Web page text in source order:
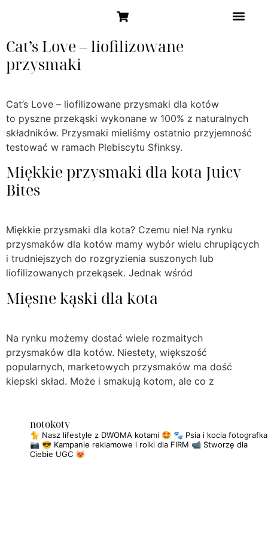
Cat’s Love – liofilizowane
przysmaki
Cat’s Love – liofilizowane przysmaki dla kotów
to pyszne przekąski wykonane w 100% z naturalnych
składników. Przysmaki mieliśmy ostatnio przyjemność
testować w ramach Plebiscytu Sfinksy.
Miękkie przysmaki dla kota Juicy
Bites
Miękkie przysmaki dla kota? Czemu nie! Na rynku
przysmaków dla kotów mamy wybór wielu chrupiących
i trudniejszych do rozgryzienia suszonych lub
liofilizowanych przekąsek. Jednak wśród
Mięsne kąski dla kota
Na rynku możemy dostać wiele rozmaitych
przysmaków dla kotów. Niestety, większość
popularnych, marketowych przysmaków ma dość
kiepski skład. Może i smakują kotom, ale co z
notokoty
🐈 Nasz lifestyle z DWOMA kotami 🤩 🐾 Psia i kocia fotografka
📷 😎 Kampanie reklamowe i rolki dla FIRM 📹 Stworzę dla
Ciebie UGC 😻